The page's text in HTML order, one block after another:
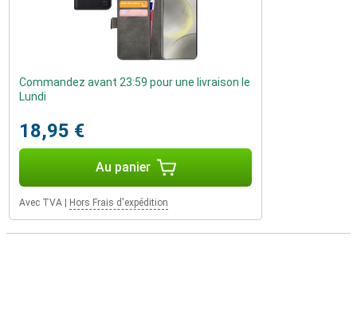
Commandez avant 23:59 pour une livraison le
Lundi
18,95 €
Au panier
Avec TVA Hors Frais d'expédition